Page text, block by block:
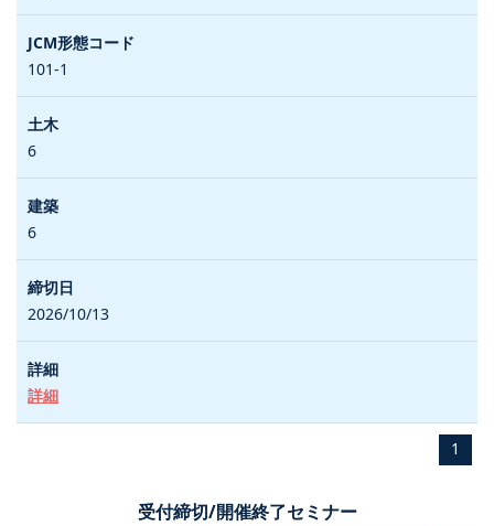
101-1
6
6
2026/10/13
詳細
1
受付締切/開催終了セミナー